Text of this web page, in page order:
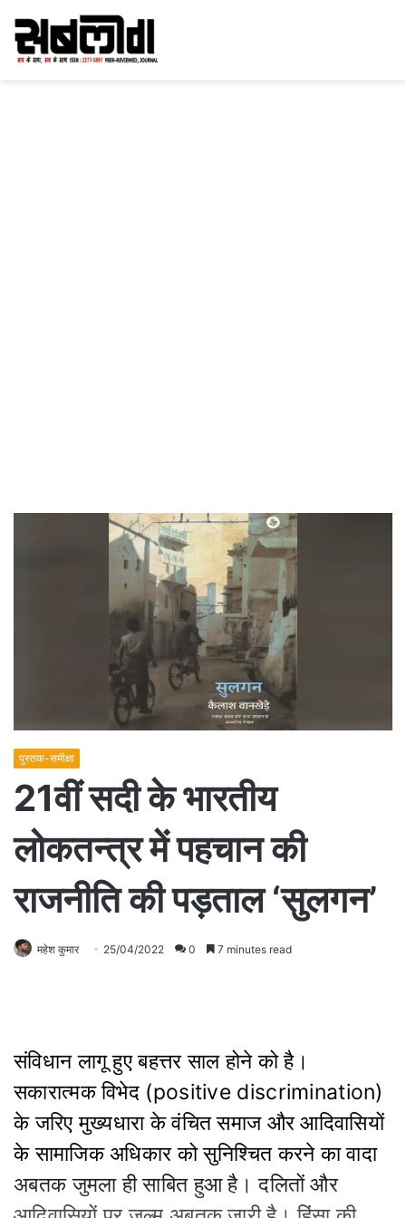
पुस्तक-समीक्षा
21वीं सदी के भारतीय
लोकतन्त्र में पहचान की
राजनीति की पड़ताल ‘सुलगन’
महेश कुमार 25/04/2022 0 7 minutes read
संविधान लागू हुए बहत्तर साल होने को है।
सकारात्मक विभेद (positive discrimination)
के जरिए मुख्यधारा के वंचित समाज और आदिवासियों
के सामाजिक अधिकार को सुनिश्चित करने का वादा
अबतक जुमला ही साबित हुआ है। दलितों और